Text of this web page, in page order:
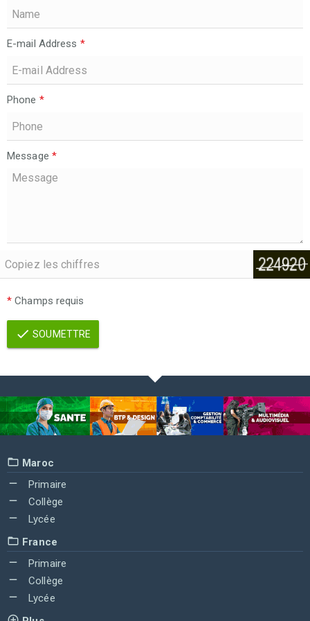
E-mail Address *
Phone *
Message *
* Champs requis
SOUMETTRE
Maroc
Primaire
Collège
Lycée
France
Primaire
Collège
Lycée